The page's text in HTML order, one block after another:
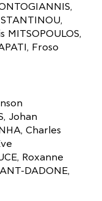
MITSOPOULOS,
Froso
Johan
Charles
Roxanne
DADONE,